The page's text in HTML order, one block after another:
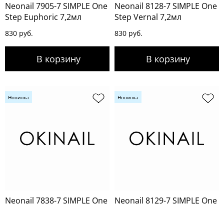
Neonail 7905-7 SIMPLE One
Step Euphoric 7,2мл
830 руб.
Neonail 8128-7 SIMPLE One
Step Vernal 7,2мл
830 руб.
Новинка
Neonail 7838-7 SIMPLE One
Новинка
Neonail 8129-7 SIMPLE One